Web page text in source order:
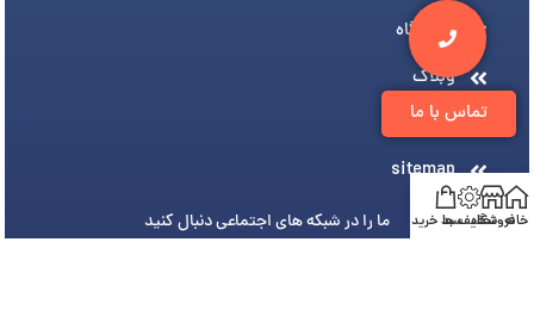
تماس با ما
فروشگاه
وبلاگ
درباره ما
sitemap
ما را در شبکه های اجتماعی دنبال کنید خانهفروشگاه
تخفیف هاسبد خرید